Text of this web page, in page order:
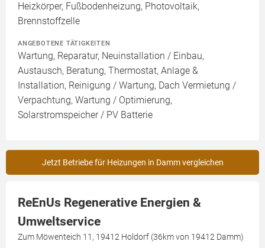
Heizkörper, Fußbodenheizung, Photovoltaik,
Brennstoffzelle
ANGEBOTENE TÄTIGKEITEN
Wartung, Reparatur, Neuinstallation / Einbau,
Austausch, Beratung, Thermostat, Anlage &
Installation, Reinigung / Wartung, Dach Vermietung /
Verpachtung, Wartung / Optimierung,
Solarstromspeicher / PV Batterie
Jetzt Betriebe für Heizungen in Damm vergleichen
ReEnUs Regenerative Energien &
Umweltservice
Zum Möwenteich 11, 19412 Holdorf (36km von 19412 Damm)